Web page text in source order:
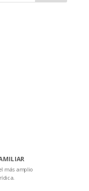
más amplio